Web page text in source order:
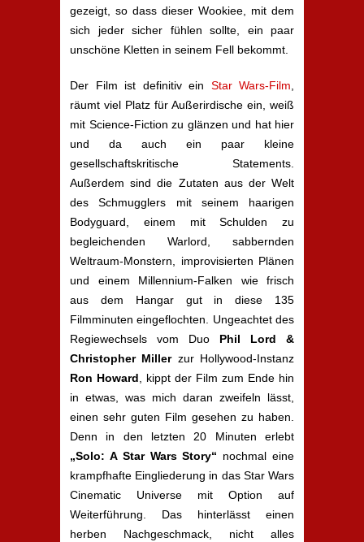
gezeigt, so dass dieser Wookiee, mit dem
sich jeder sicher fühlen sollte, ein paar
unschöne Kletten in seinem Fell bekommt.
Der Film ist definitiv ein Star Wars-Film
räumt viel Platz für Außerirdische ein, weiß
mit Science-Fiction zu glänzen und hat hier
und da auch ein paar kleine
gesellschaftskritische Statements.
Außerdem sind die Zutaten aus der Welt
des Schmugglers mit seinem haarigen
Bodyguard, einem mit Schulden zu
begleichenden Warlord, sabbernden
Weltraum-Monstern, improvisierten Plänen
und einem Millennium-Falken wie frisch
aus dem Hangar gut in diese 135
Filmminuten eingeflochten. Ungeachtet des
Regiewechsels vom Duo Phil Lord &
Christopher Millerzur Hollywood-Instanz
Ron Howard , kippt der Film zum Ende hin
in etwas, was mich daran zweifeln lässt,
einen sehr guten Film gesehen zu haben.
Denn in den letzten 20 Minuten erlebt
„Solo: A Star Wars Story“ nochmal eine
krampfhafte Eingliederung in das Star Wars
Cinematic Universe mit Option auf
Weiterführung. Das hinterlässt einen
herben Nachgeschmack, nicht alles